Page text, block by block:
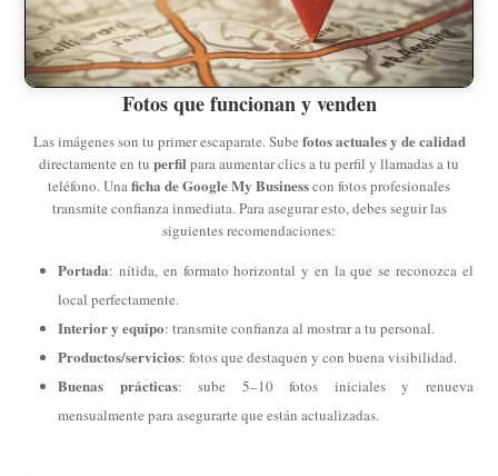
Fotos que funcionan y venden
Las imágenes son tu primer escaparate. Sube fotos actuales y de calidad
directamente en tu perfil para aumentar clics a tu perfil y llamadas a tu
teléfono. Unaficha de Google My Businesscon fotos profesionales
transmite confianza inmediata. Para asegurar esto, debes seguir las
siguientes recomendaciones:
Portada: nítida, en formato horizontal y en la que se reconozca el
local perfectamente.
Interior y equipo: transmite confianza al mostrar a tu personal.
Productos/servicios: fotos que destaquen y con buena visibilidad.
Buenas prácticas: sube 5–10 fotos iniciales y renueva
mensualmente para asegurarte que están actualizadas.